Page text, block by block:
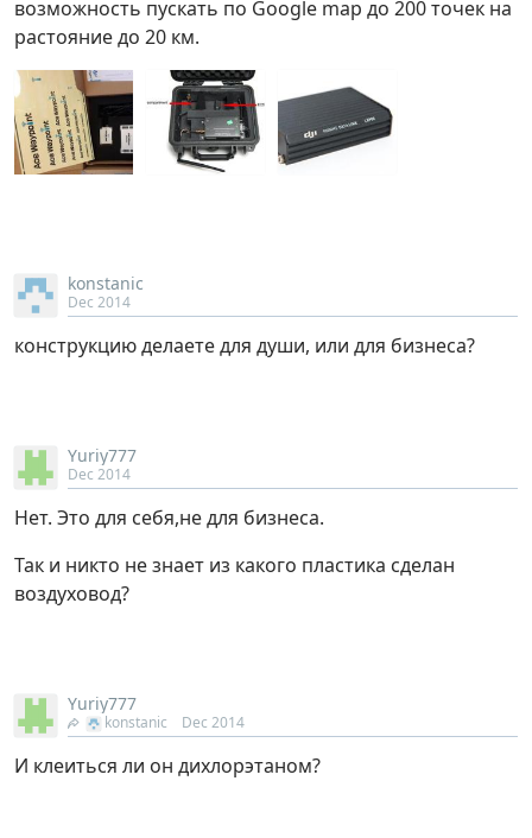
возможность пускать по Google map до 200 точек на
pастояние до 20 км.
konstanic
Dec 2014
конструкцию делаете для души, или для бизнеса?
Yuriy777
Dec 2014
Нет. Это для себя,не для бизнеса.
Так и никто не знает из какого пластика сделан
воздуховод?
Yuriy777
konstanic Dec 2014
И клеиться ли он дихлорэтаном?